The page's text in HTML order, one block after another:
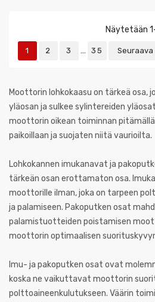
Näytetään
1 2 3 … 35 Seuraava
Moottorin lohkokaasu on tärkeä osa,
yläosan ja sulkee sylintereiden
moottorin oikean toiminnan
paikoillaan ja suojaten niitä vaurioilta.
Lohkokannen imukanavat ja
tärkeän osan erottamaton osa.
moottorille ilman, joka on tarpeen
ja palamiseen. Pakoputken osat
palamistuotteiden poistamisen
moottorin optimaalisen
Imu- ja pakoputken osat ovat
koska ne vaikuttavat moottorin
polttoaineenkulutukseen. Väärin